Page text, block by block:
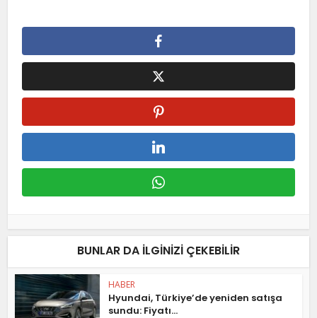
BUNLAR DA ILGINIZI ÇEKEBILIR
HABER
Hyundai, Türkiye’de yeniden satışa
sundu: Fiyatı...